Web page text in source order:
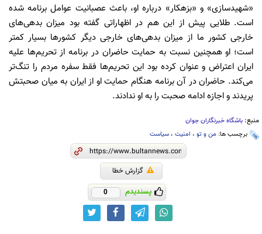
«شهیدسازی» و «بزهکار» درباره او، باعث عصبانیت عوامل برنامه شده
است. طلایی پیش از این هم در اظهاراتی گفته بود میزان بدهی‌های
خارجی کشور ما از میزان بدهی‌های خارجی دیگر کشور‌ها بسیار کمتر
است؛ او همچنین نسبت به حمایت حاضران در برنامه از تحریم‌ها علیه
ایران اعتراض و عنوان کرده بود این تحریم‌ها فقط سفره مردم را تنگ‌تر
می‌کند. حاضران در آن برنامه هنگام حمایت او از ایران به میان صحبتش
پریدند و اجازه ادامه صحبت را به او ندادند.
منبع: باشگاه خبرنگاران جوان
برچسب ها: من و تو ، امنیت ، سیاست
گزارش خطا
پسندیدم 0